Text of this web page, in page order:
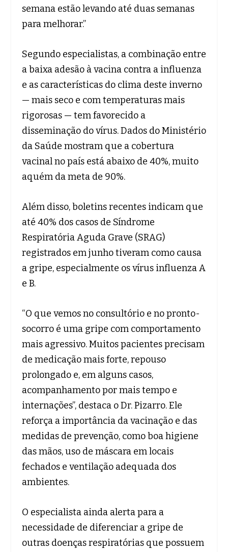
semana estão levando até duas semanas
para melhorar.”
Segundo especialistas, a combinação entre
a baixa adesão à vacina contra a influenza
e as características do clima deste inverno
— mais seco e com temperaturas mais
rigorosas — tem favorecido a
disseminação do vírus. Dados do Ministério
da Saúde mostram que a cobertura
vacinal no país está abaixo de 40%, muito
aquém da meta de 90%.
Além disso, boletins recentes indicam que
até 40% dos casos de Síndrome
Respiratória Aguda Grave (SRAG)
registrados em junho tiveram como causa
a gripe, especialmente os vírus influenza A
e B.
“O que vemos no consultório e no pronto-
socorro é uma gripe com comportamento
mais agressivo. Muitos pacientes precisam
de medicação mais forte, repouso
prolongado e, em alguns casos,
acompanhamento por mais tempo e
internações”, destaca o Dr. Pizarro. Ele
reforça a importância da vacinação e das
medidas de prevenção, como boa higiene
das mãos, uso de máscara em locais
fechados e ventilação adequada dos
ambientes.
O especialista ainda alerta para a
necessidade de diferenciar a gripe de
outras doenças respiratórias que possuem